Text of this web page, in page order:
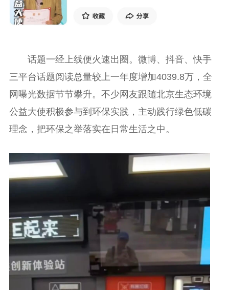
话题一经上线便火速出圈。微博、抖音、快手
三平台话题阅读总量较上一年度增加4039.8万，全
网曝光数据节节攀升。不少网友跟随北京生态环境
公益大使积极参与到环保实践，主动践行绿色低碳
理念，把环保之举落实在日常生活之中。